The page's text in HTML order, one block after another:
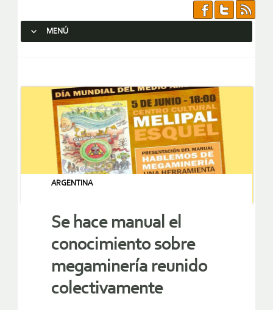
MENÚ
ARGENTINA
Se hace manual el
conocimiento sobre
megaminería reunido
colectivamente